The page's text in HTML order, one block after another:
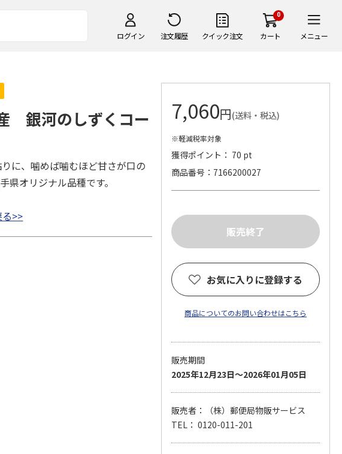
ログイン 注文履歴 クイック注文
0
カート メニュー
銀河のしずくコー
に、噛めば噛むほど甘さが口の
県オリジナル品種です。
>>
7,060円(送料・税込)
※軽減税率対象
獲得ポイント： 70 pt
商品番号
7166200027
お気に入りに登録する
商品についてのお問い合わせはこちら
販売期間
2025年12月23日～2026年01月05日
販売者：（株）郵便局物販サービス
TEL： 0120-011-201